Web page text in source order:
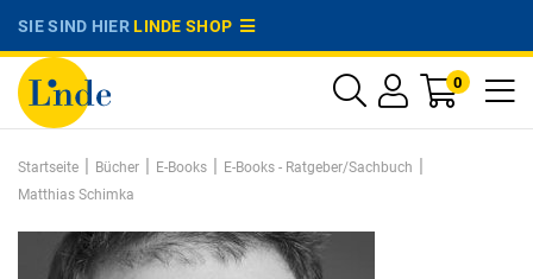
SIE SIND HIERLINDE SHOP
0
Startseite | Bücher | E-Books | E-Books - Ratgeber/Sachbuch |
Matthias Schimka